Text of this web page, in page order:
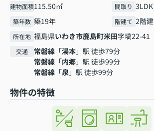
建物面積115.50㎡ 間取り 3LDK
築年数 築19年 階建て 2階建
所在地 福島県いわき市鹿島町米田字塙22-41
交通 常磐線 「湯本」駅 徒歩79分
常磐線 「内郷」駅 徒歩99分
常磐線 「泉 」駅 徒歩99分
物件の特徴